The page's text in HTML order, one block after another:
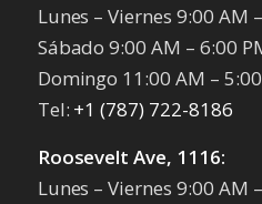
Lunes – Viernes 9:00 AM
Sábado 9:00 AM – 6:00
Domingo 11:00 AM –
Tel: +1 (787) 722-8186
Roosevelt Ave, 1116:
Lunes – Viernes 9:00 AM